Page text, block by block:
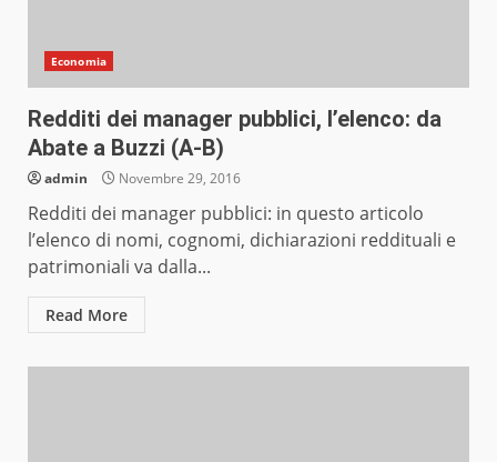
Economia
Redditi dei manager pubblici, l’elenco: da
Abate a Buzzi (A-B)
admin Novembre 29, 2016
Redditi dei manager pubblici: in questo articolo
l’elenco di nomi, cognomi, dichiarazioni reddituali e
patrimoniali va dalla...
Read More